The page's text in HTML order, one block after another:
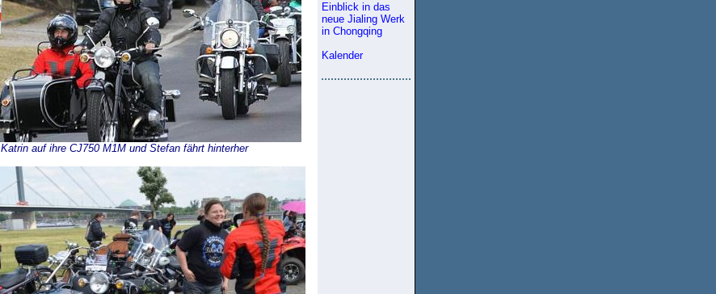
Katrin auf ihre CJ750 M1M und Stefan fährt hinterher
Einblick in das
neue Jialing Werk
in Chongqing
Kalender